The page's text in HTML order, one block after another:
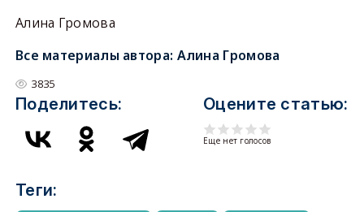
Алина Громова
Все материалы автора: Алина Громова
3835
Поделитесь: Оцените статью:
Еще нет голосов
Теги: